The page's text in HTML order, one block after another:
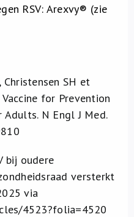
RSV: Arexvy® (zie
Christensen SH et
for Prevention
Adults. N Engl J Med.
bij oudere
versterkt
via
4523?folia=4520